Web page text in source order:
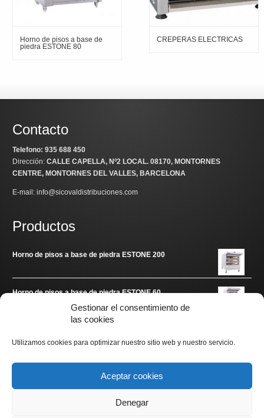
Gestionar el consentimiento de
las cookies
Utilizamos cookies para optimizar nuestro sitio web y nuestro servicio.
Aceptar cookies
Denegar
Horno de pisos a base de
piedra ESTONE 80
CREPERAS ELECTRICAS
Contacto
Telefono: 935 688 450
Dirección:CALLE CAPELLA, Nº2 LOCAL. 08170, MONTORNES
CENTRE, MONTORNES DEL VALLES, BARCELONA
E-mail: info@sicovaldistribuciones.com
Productos
Horno de pisos a base de piedra ESTONE 200
Horno de pisos a base de piedra ESTONE 60
Enlaces de interés
www.arditec.es